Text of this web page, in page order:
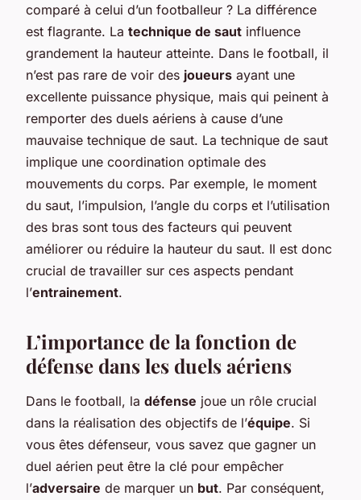
comparé à celui d’un footballeur ? La différence
est flagrante. La technique de saut influence
grandement la hauteur atteinte. Dans le football, il
n’est pas rare de voir des joueurs ayant une
excellente puissance physique, mais qui peinent à
remporter des duels aériens à cause d’une
mauvaise technique de saut. La technique de saut
implique une coordination optimale des
mouvements du corps. Par exemple, le moment
du saut, l’impulsion, l’angle du corps et l’utilisation
des bras sont tous des facteurs qui peuvent
améliorer ou réduire la hauteur du saut. Il est donc
crucial de travailler sur ces aspects pendant
l’entrainement.
L’importance de la fonction de
défense dans les duels aériens
Dans le football, la défense joue un rôle crucial
dans la réalisation des objectifs de l’équipe. Si
vous êtes défenseur, vous savez que gagner un
duel aérien peut être la clé pour empêcher
l’adversaire de marquer un but. Par conséquent,